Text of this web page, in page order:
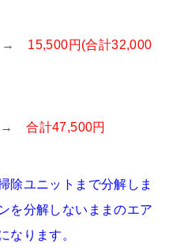
→ 15,500円(合計32,000
→合計47,500円
除ユニットまで分解しま
を分解しないままのエア
なります。